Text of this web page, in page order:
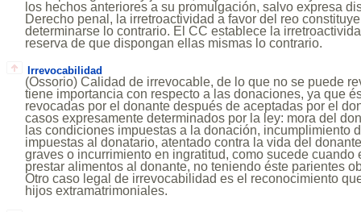
los hechos anteriores a su promulgación, salvo expresa
Derecho penal, la irretroactividad a favor del reo
determinarse lo contrario. El CC establece la
reserva de que dispongan ellas mismas lo contrario.
Irrevocabilidad
(Ossorio) Calidad de irrevocable, de lo que no se puede
tiene importancia con respecto a las donaciones, ya que
revocadas por el donante después de aceptadas por el
casos expresamente determinados por la ley: mora del
las condiciones impuestas a la donación, incumplimiento
impuestas al donatario, atentado contra la vida del
graves o incurrimiento en ingratitud, como sucede cuando
prestar alimentos al donante, no teniendo éste parientes
Otro caso legal de irrevocabilidad es el reconocimiento
hijos extramatrimoniales.